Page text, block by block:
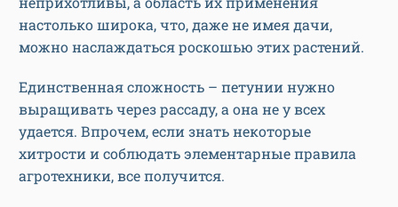
настолько широка, что, даже не имея дачи,
можно наслаждаться роскошью этих растений.
Единственная сложность – петунии нужно
выращивать через рассаду, а она не у всех
удается. Впрочем, если знать некоторые
хитрости и соблюдать элементарные правила
агротехники, все получится.